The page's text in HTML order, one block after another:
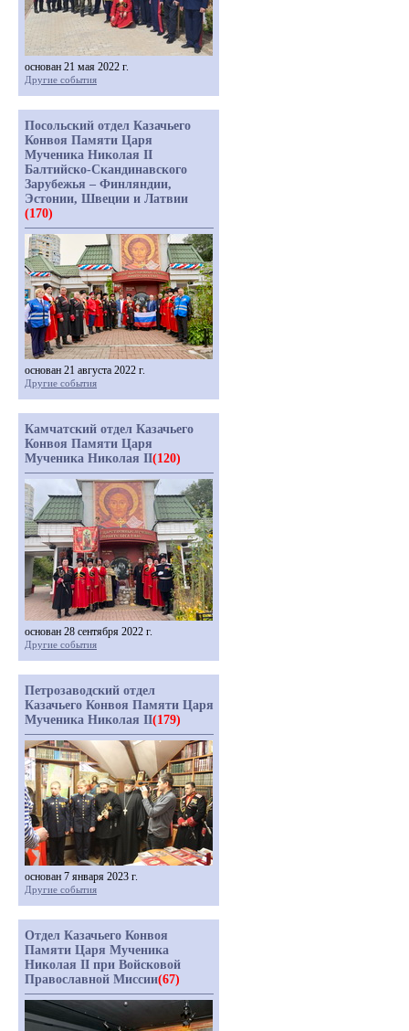
основан 21 мая 2022 г.
Другие события
Посольский отдел Казачьего
Конвоя Памяти Царя
Мученика Николая II
Балтийско-Скандинавского
Зарубежья – Финляндии,
Эстонии, Швеции и Латвии
(170)
основан 21 августа 2022 г.
Другие события
Камчатский отдел Казачьего
Конвоя Памяти Царя
Мученика Николая II(120)
основан 28 сентября 2022 г.
Другие события
Петрозаводский отдел
Казачьего Конвоя Памяти Царя
Мученика Николая II(179)
основан 7 января 2023 г.
Другие события
Отдел Казачьего Конвоя
Памяти Царя Мученика
Николая II при Войсковой
Православной Миссии(67)